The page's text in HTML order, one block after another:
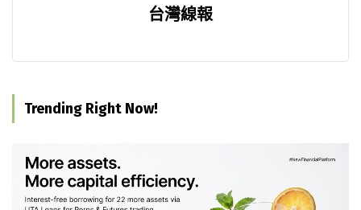
台灣線報
Trending Right Now!